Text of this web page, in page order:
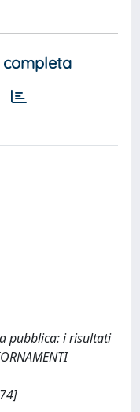
completa
pubblica: i risultati